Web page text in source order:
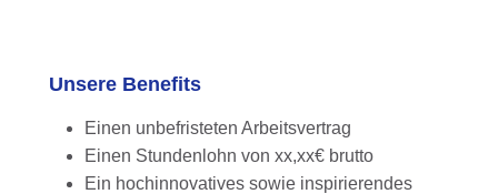
Unsere Benefits
Einen unbefristeten Arbeitsvertrag
Einen Stundenlohn von xx,xx€ brutto
Ein hochinnovatives sowie inspirierendes